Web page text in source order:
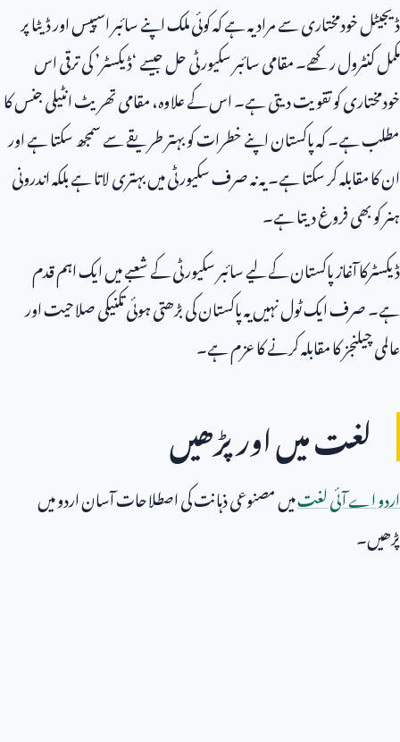
ڈیجیٹل خودمختاری سے مراد یہ ہے کہ کوئی ملک اپنے سائبر اسپیس اور ڈیٹا پر
مکمل کنٹرول رکھے۔ مقامی سائبر سکیورٹی حل جیسے ‘ڈیکسٹر’ کی ترقی اس
خودمختاری کو تقویت دیتی ہے۔ اس کے علاوہ، مقامی تھریٹ انٹیلی جنس کا
مطلب ہے۔ کہ پاکستان اپنے خطرات کو بہتر طریقے سے سمجھ سکتا ہے اور
ان کا مقابلہ کر سکتا ہے۔ یہ نہ صرف سکیورٹی میں بہتری لاتا ہے بلکہ اندرونی
ہنر کو بھی فروغ دیتا ہے۔
ڈیکسٹرکا آغاز پاکستان کے لیے سائبر سکیورٹی کے شعبے میں ایک اہم قدم
ہے۔ صرف ایک ٹول نہیں یہ پاکستان کی بڑھتی ہوئی تکنیکی صلاحیت اور
عالمی چیلنجز کا مقابلہ کرنے کا عزم ہے۔
لغت میں اور پڑھیں
اردو اے آئی لغتمیں مصنوعی ذہانت کی اصطلاحات آسان اردو میں
پڑھیں۔